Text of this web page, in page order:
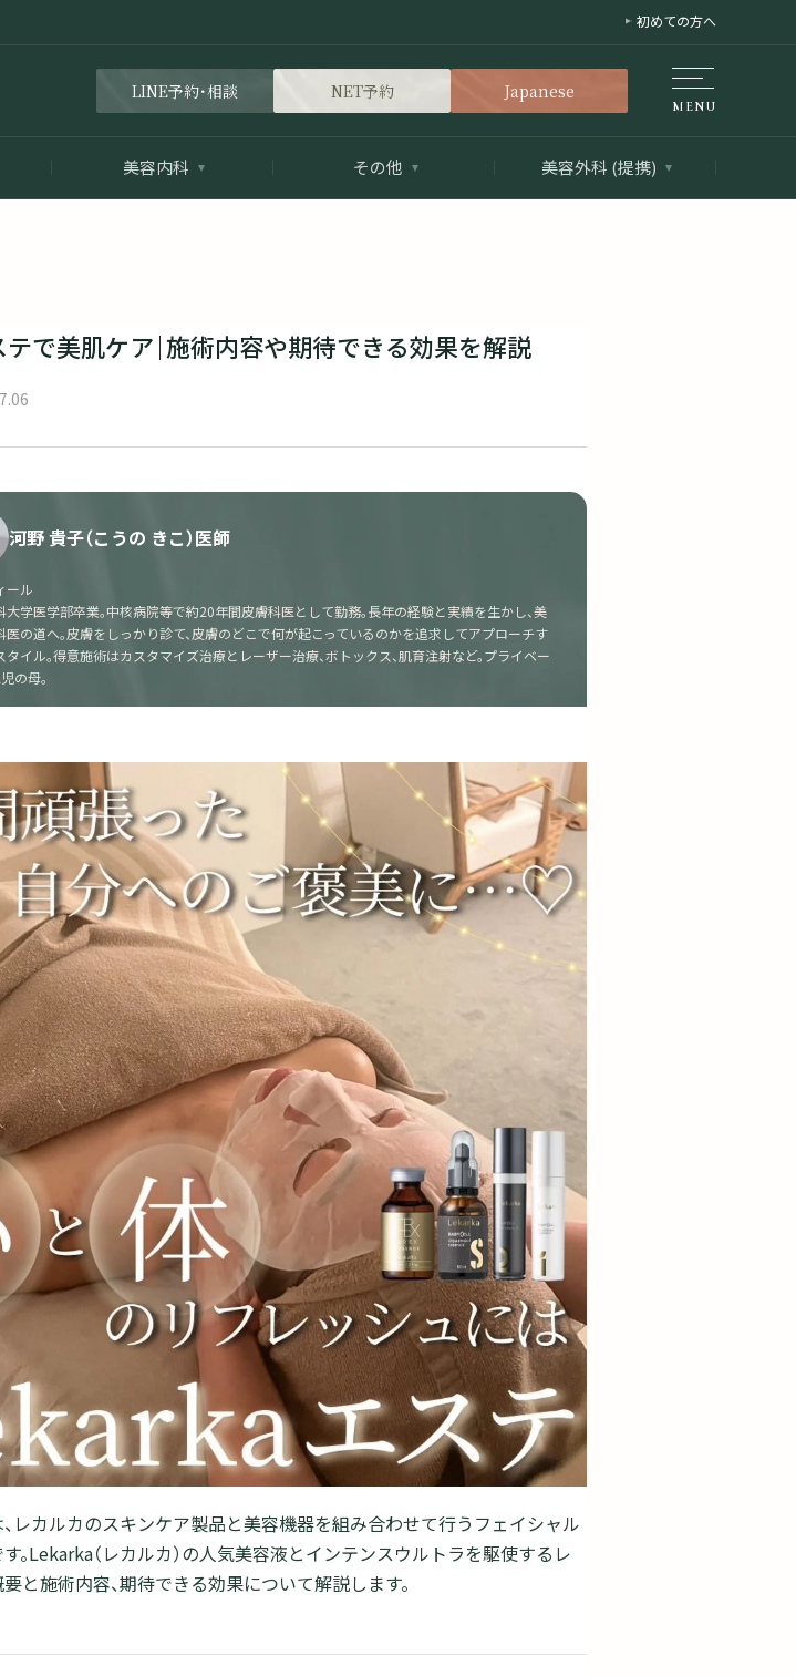
初めての方へ
LINE予約・相談 NET予約 Japanese
美容内科 その他 美容外科 (提携)
で美肌ケア｜施術内容や期待できる効果を解説
河野 貴子（こうの きこ）医師
ール
大学医学部卒業。中核病院等で約20年間皮膚科医として勤務。長年の経験と実績を生かし、美
医の道へ。皮膚をしっかり診て、皮膚のどこで何が起こっているのかを追求してアプローチす
タイル。得意施術はカスタマイズ治療とレーザー治療、ボトックス、肌育注射など。プライベー
の母。
レカルカのスキンケア製品と美容機器を組み合わせて行うフェイシャル
。Lekarka（レカルカ）の人気美容液とインテンスウルトラを駆使するレ
と施術内容、期待できる効果について解説します。